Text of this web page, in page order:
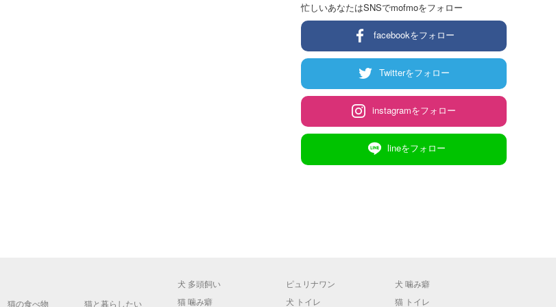
忙しいあなたはSNSでmofmoをフォロー
facebookをフォロー
Twitterをフォロー
instagramをフォロー
lineをフォロー
猫の食べ物 猫と暮らしたい
犬 多頭飼い ピュリナワン
犬 噛み癖
猫 噛み癖
犬 トイレ 猫 トイレ